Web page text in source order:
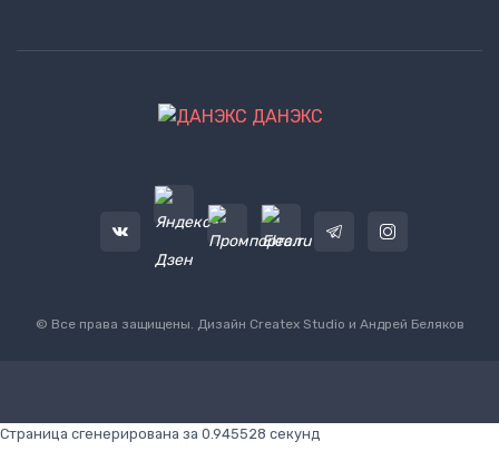
ДАНЭКС
© Все права защищены. Дизайн Createx Studio и Андрей Беляков
Страница сгенерирована за 0.945528 секунд